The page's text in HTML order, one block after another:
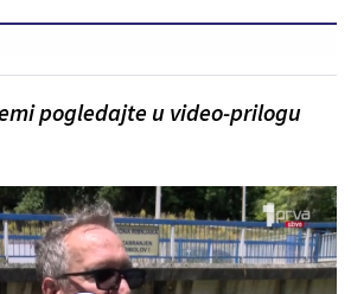
pogledajte u video-prilogu